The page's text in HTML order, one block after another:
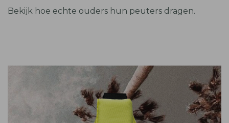
Bekijk hoe echte ouders hun peuters dragen.